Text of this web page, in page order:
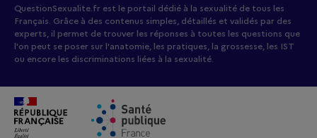
QuestionSexualite.fr est le portail dédié à la sexualité de tous les
Français. Grâce à des contenus simples, détaillés et validés par des
experts, il permet de trouver les réponses à toutes les questions que
l'on peut se poser sur l'anatomie, les pratiques, la grossesse, les IST
ou encore les discriminations liées à la sexualité.